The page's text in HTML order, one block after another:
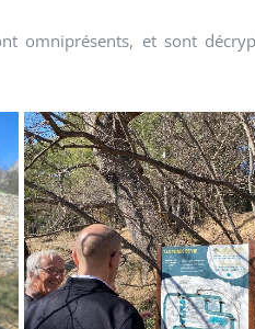
omniprésents, et sont